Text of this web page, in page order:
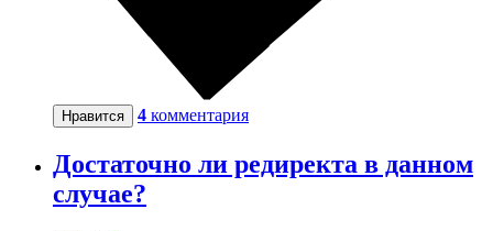
Нравится 4 комментария
Достаточно ли редиректа в данном
случае?